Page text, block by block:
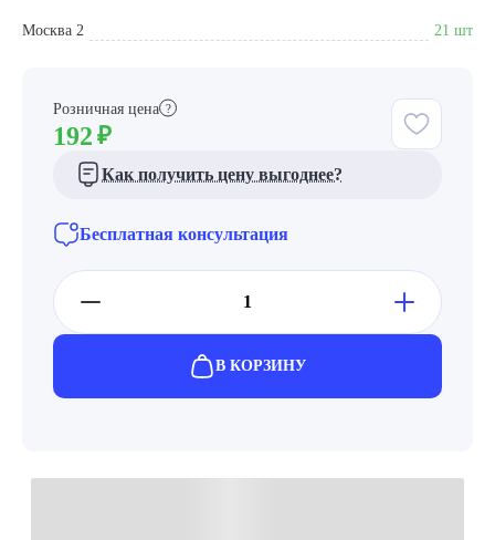
Розничная цена ?
192 ₽
Как получить цену выгоднее?
Бесплатная консультация
В КОРЗИНУ
Москва 2 21 шт